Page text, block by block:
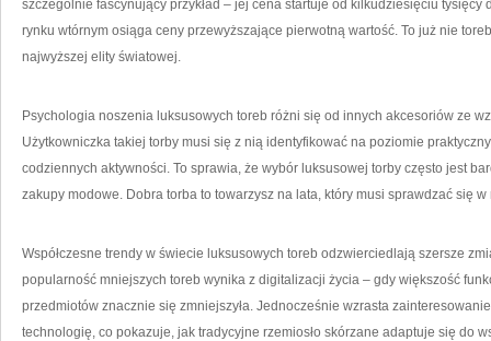
szczególnie fascynujący przykład – jej cena startuje od kilkudziesięciu
rynku wtórnym osiąga ceny przewyższające pierwotną wartość. To już nie
najwyższej elity światowej.
Psychologia noszenia luksusowych toreb różni się od innych akcesoriów ze
Użytkowniczka takiej torby musi się z nią identyfikować na poziomie
codziennych aktywności. To sprawia, że wybór luksusowej torby często jest
zakupy modowe. Dobra torba to towarzysz na lata, który musi sprawdzać się
Współczesne trendy w świecie luksusowych toreb odzwierciedlają szersze
popularność mniejszych toreb wynika z digitalizacji życia – gdy większość
przedmiotów znacznie się zmniejszyła. Jednocześnie wzrasta
technologię, co pokazuje, jak tradycyjne rzemiosło skórzane adaptuje się do